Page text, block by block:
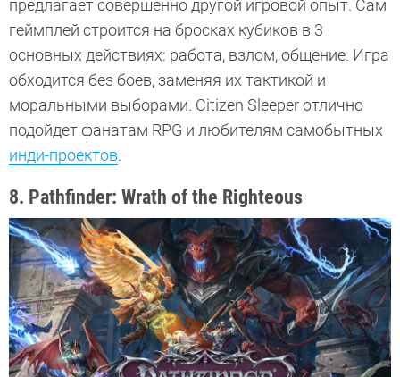
предлагает совершенно другой игровой опыт. Сам
геймплей строится на бросках кубиков в 3
основных действиях: работа, взлом, общение. Игра
обходится без боев, заменяя их тактикой и
моральными выборами. Citizen Sleeper отлично
подойдет фанатам RPG и любителям самобытных
инди-проектов.
8. Pathfinder: Wrath of the Righteous